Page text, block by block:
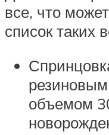
все, что
список таких
объемом